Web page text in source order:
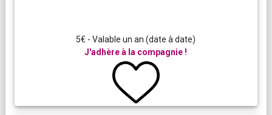
5€ - Valable un an (date à date)
J'adhère à la compagnie !